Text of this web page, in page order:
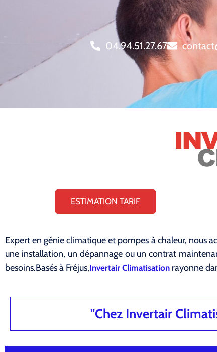
04.94.51.27.67
ESTIMATION TARIF
Expert en génie climatique et pompes à chaleur, nous
une installation, un dépannage ou un contrat
besoins.Basés à Fréjus,Invertair Climatisation rayonne
"Chez Invertair